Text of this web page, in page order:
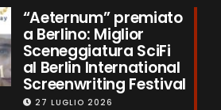
“Aeternum” premiato
a Berlino: Miglior
Sceneggiatura SciFi
al Berlin International
Screenwriting Festival
27 LUGLIO 2026